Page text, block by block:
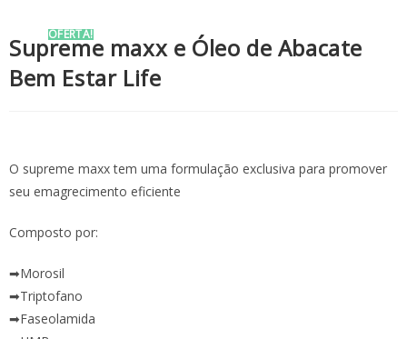
OFERTA!
Supreme maxx e Óleo de Abacate
Bem Estar Life
O supreme maxx tem uma formulação exclusiva para promover
seu emagrecimento eficiente
Composto por:
➡Morosil
➡Triptofano
➡Faseolamida